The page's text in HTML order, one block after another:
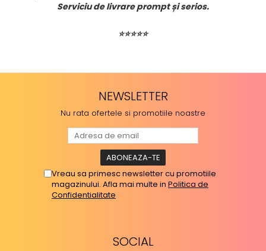
Serviciu de livrare prompt și serios.
⭐⭐⭐⭐⭐
NEWSLETTER
Nu rata ofertele si promotiile noastre
Vreau sa primesc newsletter cu promotiile
magazinului. Afla mai multe in Politica de
Confidentialitate
SOCIAL